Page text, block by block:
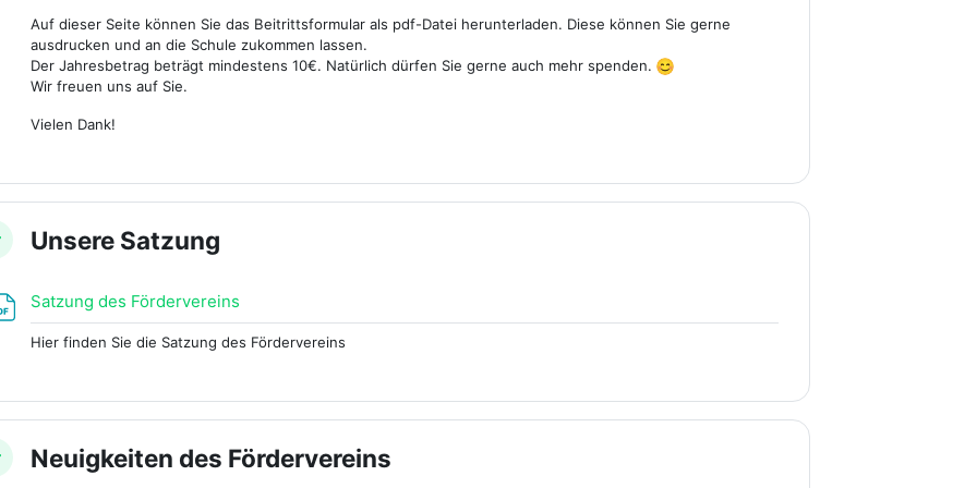
Auf dieser Seite können Sie das Beitrittsformular als pdf-Datei herunterladen. Diese können Sie gerne
ausdrucken und an die Schule zukommen lassen.
Der Jahresbetrag beträgt mindestens 10€. Natürlich dürfen Sie gerne auch mehr spenden.
Wir freuen uns auf Sie.
Vielen Dank!
Unsere Satzung
Satzung des Fördervereins
Hier finden Sie die Satzung des Fördervereins
Neuigkeiten des Fördervereins